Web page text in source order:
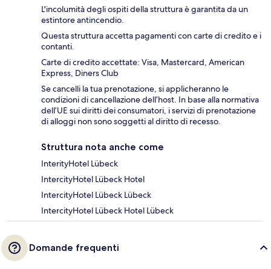
L'incolumità degli ospiti della struttura è garantita da un
estintore antincendio.
Questa struttura accetta pagamenti con carte di credito e i
contanti.
Carte di credito accettate: Visa, Mastercard, American
Express, Diners Club
Se cancelli la tua prenotazione, si applicheranno le
condizioni di cancellazione dell’host. In base alla normativa
dell’UE sui diritti dei consumatori, i servizi di prenotazione
di alloggi non sono soggetti al diritto di recesso.
Struttura nota anche come
InterityHotel Lübeck
IntercityHotel Lübeck Hotel
IntercityHotel Lübeck Lübeck
IntercityHotel Lübeck Hotel Lübeck
Domande frequenti